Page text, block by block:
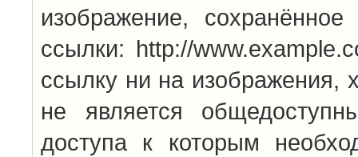
изображение,
ссылки: http://
ссылку ни на
не является
доступа к которым